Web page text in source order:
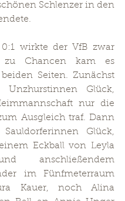
Schlenzer in den
wirkte der VfB zwar
zu Chancen kam es
Seiten. Zunächst
Glück,
nur die
Ausgleich traf. Dann
Glück,
Eckball von Leyla
anschließendem
im Fünfmeterraum
Kauer, noch Alina